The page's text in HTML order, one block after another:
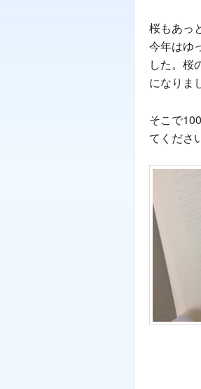
桜もあっ
今年はゆ
した。桜
になりま
そこで
てくださ